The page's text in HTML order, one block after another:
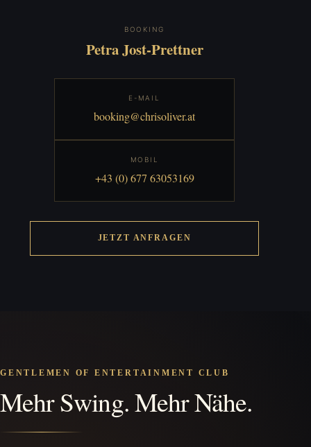
BOOKING
Petra Jost-Prettner
E-MAIL
booking@chrisoliver.at
MOBIL
+43 (0) 677 63053169
JETZT ANFRAGEN
GENTLEMEN OF ENTERTAINMENT CLUB
Mehr Swing. Mehr Nähe.